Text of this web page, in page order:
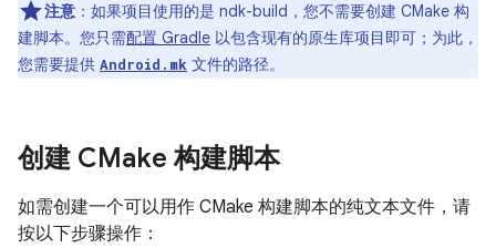
注意 ：如果项目使用的是 ndk-build，您不需要创建 CMake 构
建脚本。您只需配置 Gradle 以包含现有的原生库项目即可；为此，
您需要提供 Android.mk 文件的路径。
创建 CMake 构建脚本
如需创建一个可以用作 CMake 构建脚本的纯文本文件，请
按以下步骤操作：